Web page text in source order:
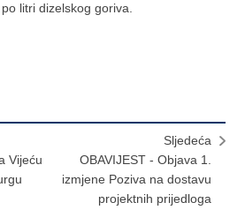
litri dizelskog goriva.
Vijeću
Sljedeća
OBAVIJEST - Objava 1.
izmjene Poziva na dostavu
projektnih prijedloga